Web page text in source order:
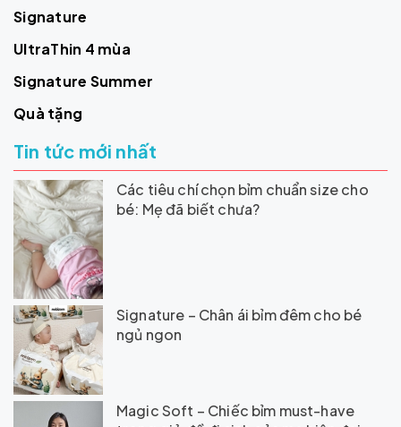
Signature
UltraThin 4 mùa
Signature Summer
Quà tặng
Tin tức mới nhất
Các tiêu chí chọn bỉm chuẩn size cho
bé: Mẹ đã biết chưa?
Signature – Chân ái bỉm đêm cho bé
ngủ ngon
Magic Soft – Chiếc bỉm must-have